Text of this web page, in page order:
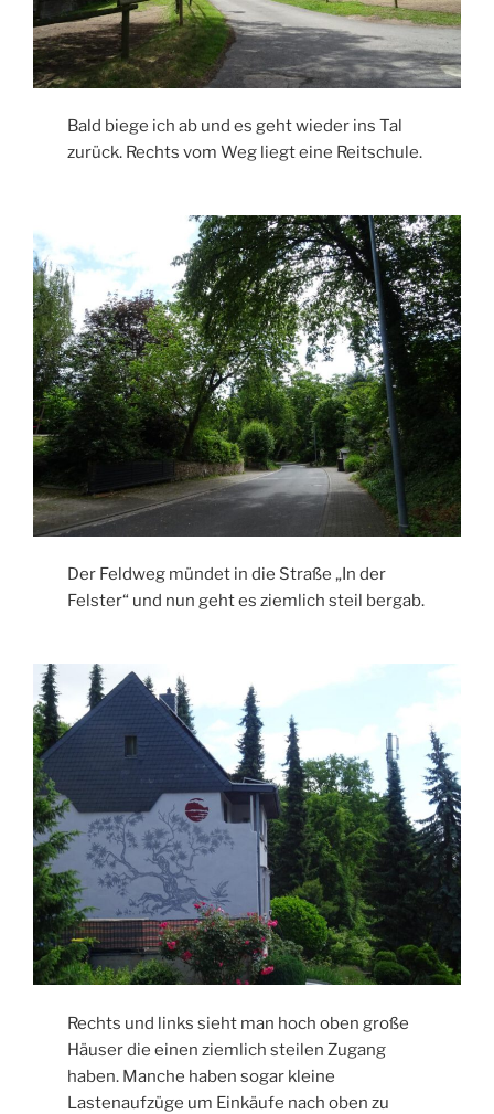
Bald biege ich ab und es geht wieder ins Tal
zurück. Rechts vom Weg liegt eine Reitschule.
Der Feldweg mündet in die Straße „In der
Felster“ und nun geht es ziemlich steil bergab.
Rechts und links sieht man hoch oben große
Häuser die einen ziemlich steilen Zugang
haben. Manche haben sogar kleine
Lastenaufzüge um Einkäufe nach oben zu